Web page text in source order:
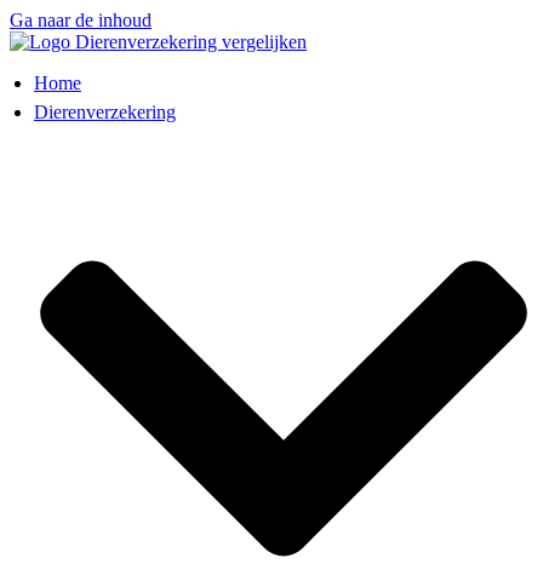
Ga naar de inhoud
Home
Dierenverzekering